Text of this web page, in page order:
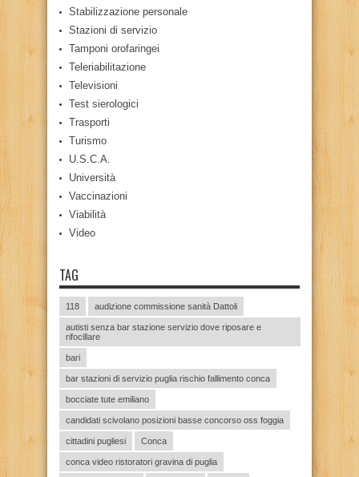
Stabilizzazione personale
Stazioni di servizio
Tamponi orofaringei
Teleriabilitazione
Televisioni
Test sierologici
Trasporti
Turismo
U.S.C.A.
Università
Vaccinazioni
Viabilità
Video
TAG
118 audizione commissione sanità Dattoli
autisti senza bar stazione servizio dove riposare e
rifocillare
bari
bar stazioni di servizio puglia rischio fallimento conca
bocciate tute emiliano
candidati scivolano posizioni basse concorso oss foggia
cittadini pugliesi Conca
conca video ristoratori gravina di puglia